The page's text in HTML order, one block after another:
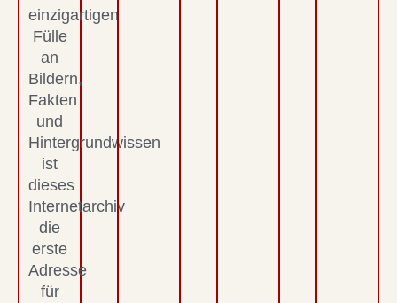
einzigartigen
Fülle
an
Bildern,
Fakten
und
Hintergrundwissen
ist
dieses
Internetarchiv
die
erste
Adresse
für